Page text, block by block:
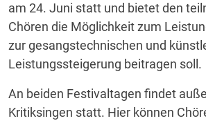
am 24. Juni statt und bietet den
Chören die Möglichkeit zum
zur gesangstechnischen und
Leistungssteigerung beitragen soll.
An beiden Festivaltagen findet
Kritiksingen statt. Hier können